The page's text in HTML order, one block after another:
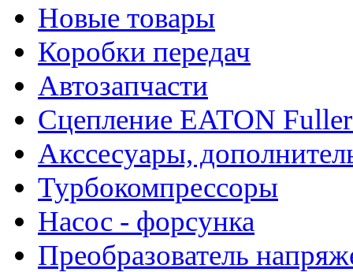
Новые товары
Коробки передач
Автозапчасти
Сцепление EATON
Акссесуары,
Турбокомпрессоры
Насос - форсунка
Преобразователь